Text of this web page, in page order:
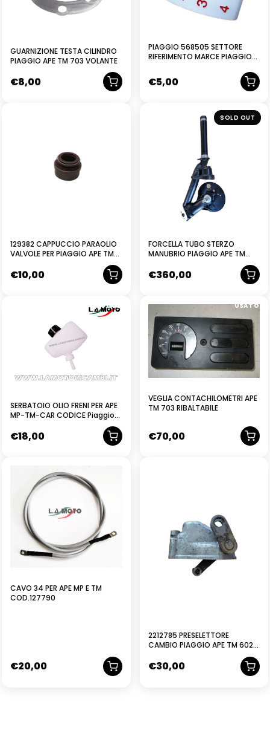
GUARNIZIONE TESTA CILINDRO
PIAGGIO APE TM 703 VOLANTE
€8,00
PIAGGIO 568505 SETTORE
RIFERIMENTO MARCE PIAGGIO
€5,00
129382 CAPPUCCIO PARAOLIO
VALVOLE PER PIAGGIO APE TM
€10,00
RICONDIZIONATO
SOLD OUT
FORCELLA TUBO STERZO
MANUBRIO PIAGGIO APE TM
€360,00
NUOVO
SERBATOIO OLIO FRENI PER APE
MP-TM-CAR CODICE Piaggio
€18,00
USATO
VEGLIA CONTACHILOMETRI APE
TM 703 RIBALTABILE
€70,00
CAVO 34 PER APE MP E TM
COD.127790
€20,00
2212785 PRESELETTORE
CAMBIO PIAGGIO APE TM 602-
€30,00